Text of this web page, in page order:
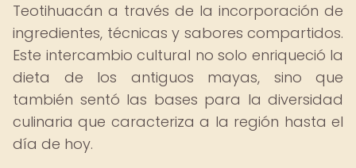
Teotihuacán a través de la incorporación de
ingredientes, técnicas y sabores compartidos.
Este intercambio cultural no solo enriqueció la
dieta de los antiguos mayas, sino que
también sentó las bases para la diversidad
culinaria que caracteriza a la región hasta el
día de hoy.